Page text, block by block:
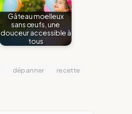
Gâteau moelleux
sans œufs, une
douceur accessible à
tous
dépanner
recette